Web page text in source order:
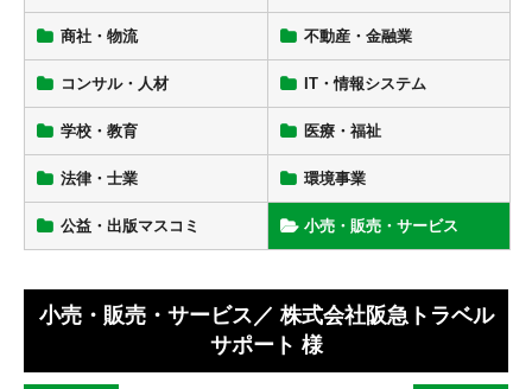
商社・物流 不動産・金融業
コンサル・人材 IT・情報システム
学校・教育 医療・福祉
法律・士業 環境事業
公益・出版マスコミ 小売・販売・サービス
小売・販売・サービス／ 株式会社阪急トラベル
サポート 様